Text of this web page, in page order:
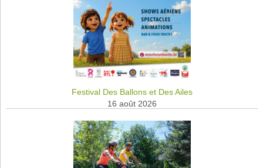
Festival Des Ballons et Des Ailes
16 août 2026